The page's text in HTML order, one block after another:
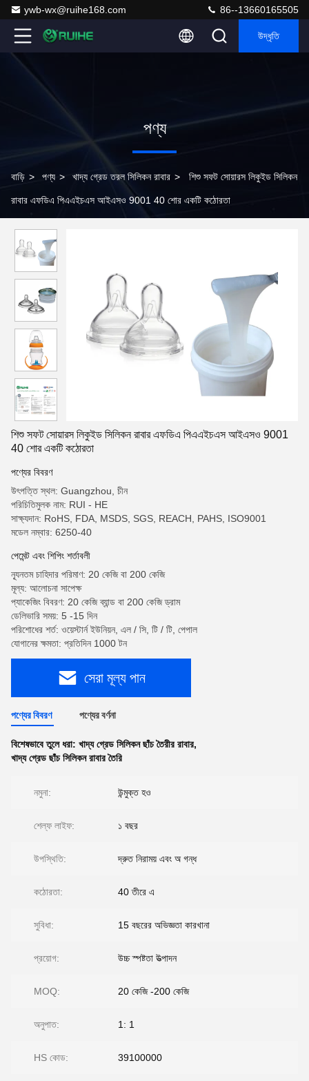
ywb-wx@ruihe168.com 86--13660165505
উদ্ধৃতি
পণ্য
বাড়ি > পণ্য > খাদ্য গ্রেড তরল সিলিকন রাবার > শিশু সফট সোয়ারস লিকুইড সিলিকন
রাবার এফডিএ পিএএইচএস আইএসও 9001 40 শোর একটি কঠোরতা
শিশু সফট সোয়ারস লিকুইড সিলিকন রাবার এফডিএ পিএএইচএস আইএসও 9001
40 শোর একটি কঠোরতা
পণ্যের বিবরণ
উৎপত্তি স্থল: Guangzhou, চীন
পরিচিতিমুলক নাম: RUI - HE
সাক্ষ্যদান: RoHS, FDA, MSDS, SGS, REACH, PAHS, ISO9001
মডেল নম্বার: 6250-40
পেমেন্ট এবং শিপিং শর্তাবলী
ন্যূনতম চাহিদার পরিমাণ: 20 কেজি বা 200 কেজি
মূল্য: আলোচনা সাপেক্ষ
প্যাকেজিং বিবরণ: 20 কেজি ব্যান্ড বা 200 কেজি ড্রাম
ডেলিভারি সময়: 5 -15 দিন
পরিশোধের শর্ত: ওয়েস্টার্ন ইউনিয়ন, এল / সি, টি / টি, পেপাল
যোগানের ক্ষমতা: প্রতিদিন 1000 টন
সেরা মূল্য পান
পণ্যের বিবরণ পণ্যের বর্ণনা
বিশেষভাবে তুলে ধরা: খাদ্য গ্রেড সিলিকন ছাঁচ তৈরীর রাবার,
খাদ্য গ্রেড ছাঁচ সিলিকন রাবার তৈরি
নমুনা: উন্মুক্ত হও
শেল্ফ লাইফ: ১ বছর
উপস্থিতি: দ্রুত নিরাময় এবং অ গন্ধ
কঠোরতা: 40 তীরে এ
সুবিধা: 15 বছরের অভিজ্ঞতা কারখানা
প্রয়োগ: উচ্চ স্পষ্টতা উত্পাদন
MOQ: 20 কেজি -200 কেজি
অনুপাত: 1: 1
HS কোড: 39100000